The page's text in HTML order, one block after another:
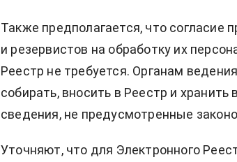
Также предполагается, что согласие
и резервистов на обработку их
Реестр не требуется. Органам
собирать, вносить в Реестр и
сведения, не предусмотренные
Уточняют, что для Электронного